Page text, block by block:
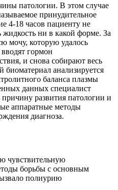
патологии. В этом случае
принудительное
4-18 часов пациенту не
жидкость ни в какой форме. За
мочу, которую удалось
гормон
и снова собирают весь
анализируется
баланса плазмы
данных специалист
развития патологии и
аппаратные методы
диагноза.
чувствительную
борьбы с основным
полиурию